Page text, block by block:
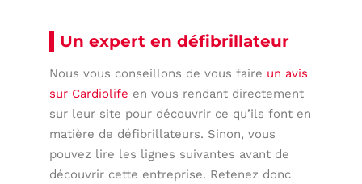
Un expert en défibrillateur
Nous vous conseillons de vous faire un avis
sur Cardiolife en vous rendant directement
sur leur site pour découvrir ce qu’ils font en
matière de défibrillateurs. Sinon, vous
pouvez lire les lignes suivantes avant de
découvrir cette entreprise. Retenez donc